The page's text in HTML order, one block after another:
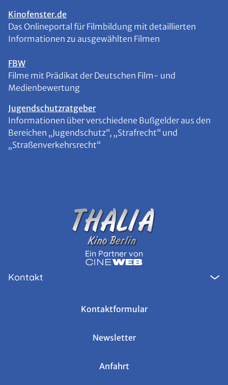
Kinofenster.de
Das Onlineportal für Filmbildung mit detaillierten
Informationen zu ausgewählten Filmen
FBW
Filme mit Prädikat der Deutschen Film- und
Medienbewertung
Jugendschutzratgeber
Informationen über verschiedene Bußgelder aus den
Bereichen „Jugendschutz“, „Strafrecht“ und
„Straßenverkehrsrecht“
Ein Partner von
Kontakt
Kontaktformular
Newsletter
Anfahrt